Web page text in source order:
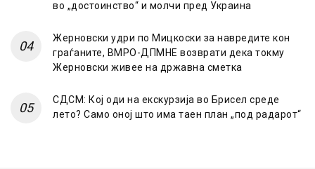
во „достоинство“ и молчи пред Украина
Жерновски удри по Мицкоски за навредите кон
граѓаните, ВМРО-ДПМНЕ возврати дека токму
Жерновски живее на државна сметка
СДСМ: Кој оди на екскурзија во Брисел среде
лето? Само оној што има таен план „под радарот“